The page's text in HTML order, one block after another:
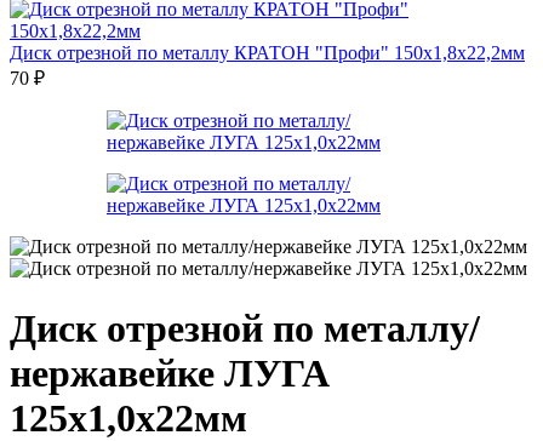
Диск отрезной по металлу КРАТОН "Профи" 150х1,8х22,2мм
70 ₽
Диск отрезной по металлу/
нержавейке ЛУГА
125х1,0х22мм